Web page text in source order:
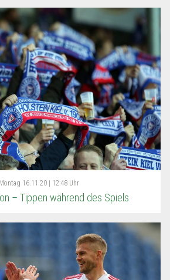
Montag 16.11.20 | 12:48 Uhr
– Tippen während des Spiels